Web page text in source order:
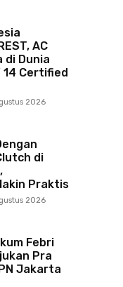
AC
di Dunia
14 Certified
2026
di
Praktis
2026
Febri
Pra
Jakarta